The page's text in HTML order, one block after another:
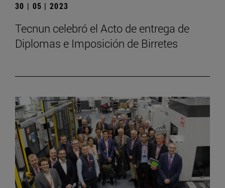
30 | 05 | 2023
Tecnun celebró el Acto de entrega de
Diplomas e Imposición de Birretes